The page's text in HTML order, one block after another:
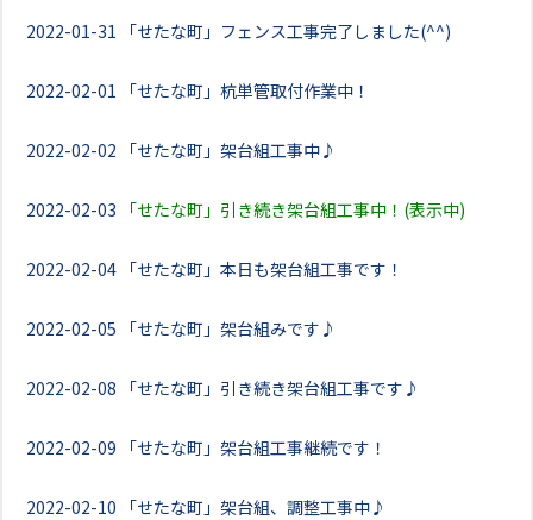
2022-01-31 「せたな町」フェンス工事完了しました(^^)
2022-02-01 「せたな町」杭単管取付作業中！
2022-02-02 「せたな町」架台組工事中♪
2022-02-03 「せたな町」引き続き架台組工事中！(表示中)
2022-02-04 「せたな町」本日も架台組工事です！
2022-02-05 「せたな町」架台組みです♪
2022-02-08 「せたな町」引き続き架台組工事です♪
2022-02-09 「せたな町」架台組工事継続です！
2022-02-10 「せたな町」架台組、調整工事中♪